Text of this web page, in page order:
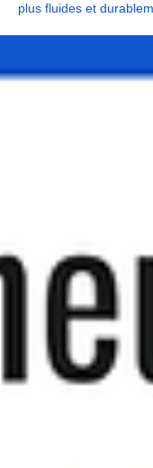
plus fluides et